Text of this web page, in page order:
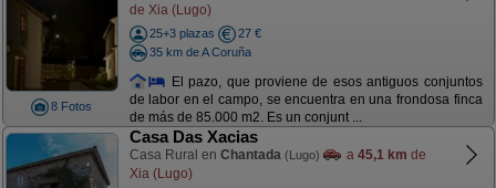
8 Fotos
de Xia (Lugo)
25+3 plazas
27 €
35 km de A Coruña
El pazo, que proviene de esos antiguos conjuntos
de labor en el campo, se encuentra en una frondosa finca
de más de 85.000 m2. Es un conjunt ...
Casa Das Xacias
Casa Rural en Chantada (Lugo) a 45,1 km de
Xia (Lugo)